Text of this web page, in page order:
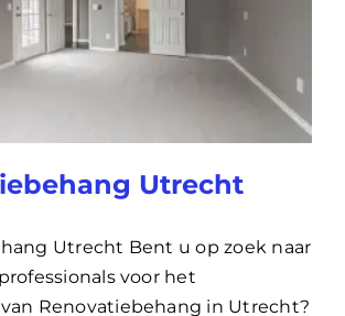
Utrecht
Utrecht Bent u op zoek naar
voor het
Renovatiebehang in Utrecht?